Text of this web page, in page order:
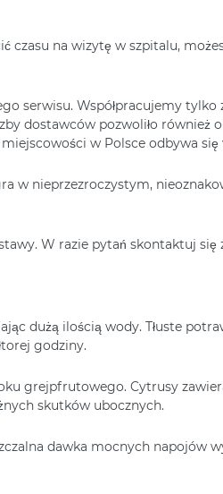
na wizytę w szpitalu,
serwisu. Współpracujemy
dostawców pozwoliło również
w Polsce odbywa
w nieprzezroczystym,
W razie pytań skontaktuj się
dużą ilością wody. Tłuste
godziny.
grejpfrutowego. Cytrusy
skutków ubocznych.
dawka mocnych napojów